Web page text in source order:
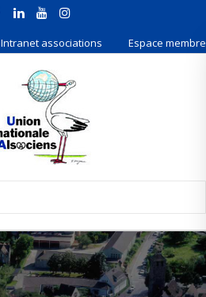
Intranet associations Espace membre